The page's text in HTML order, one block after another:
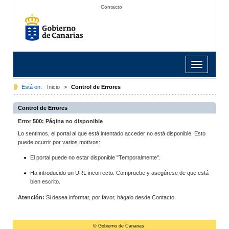
Contacto
Toggle
navigation
Está en: Inicio > Control de Errores
Control de Errores
Error 500: Página no disponible
Lo sentimos, el portal al que está intentado acceder no está disponible. Esto
puede ocurrir por varios motivos:
El portal puede no estar disponible "Temporalmente".
Ha introducido un URL incorrecto. Compruebe y asegúrese de que está
bien escrito.
Atención: Si desea informar, por favor, hágalo desde Contacto.
© Gobierno de Canarias